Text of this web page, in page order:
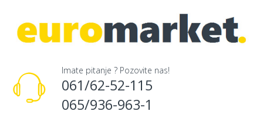
Imate pitanje ? Pozovite nas!
061/62-52-115
065/936-963-1